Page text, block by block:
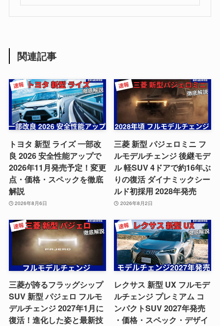
関連記事
トヨタ 新型 ライズ 一部改
良 2026 安全性能アップで
2026年11月発売予定！変更
点・価格・スペックを徹底
解説
2026年8月6日
三菱 新型 パジェロミニ フ
ルモデルチェンジ 後継モデ
ル 軽SUV 4ドアで約16年ぶ
りの復活 ダイナミックシー
ルド初採用 2028年発売
2026年8月2日
三菱が誇るフラッグシップ
SUV 新型 パジェロ フルモ
デルチェンジ 2027年1月に
復活！進化した姿と最新技
レクサス 新型 UX フルモデ
ルチェンジ プレミアム コ
ンパクトSUV 2027年発売
・価格・スペック・デザイ